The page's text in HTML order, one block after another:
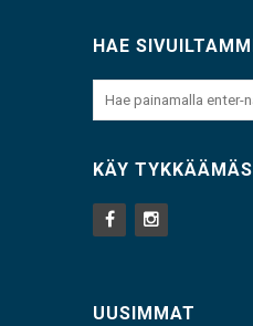
HAE
KÄY
UUSIMMAT